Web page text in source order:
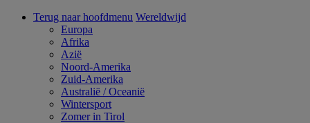
Terug naar hoofdmenu Wereldwijd
Europa
Afrika
Azië
Noord-Amerika
Zuid-Amerika
Australië / Oceanië
Wintersport
Zomer in Tirol